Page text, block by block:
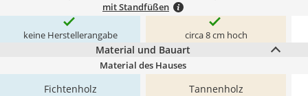
mit Standfüßen
keine Herstellerangabe circa 8 cm hoch
Material und Bauart
Material des Hauses
Fichtenholz Tannenholz